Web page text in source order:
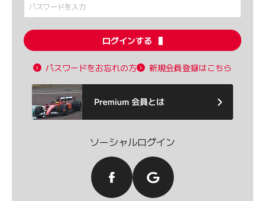
ログインする
パスワードをお忘れの方 新規会員登録はこちら
ソーシャルログイン